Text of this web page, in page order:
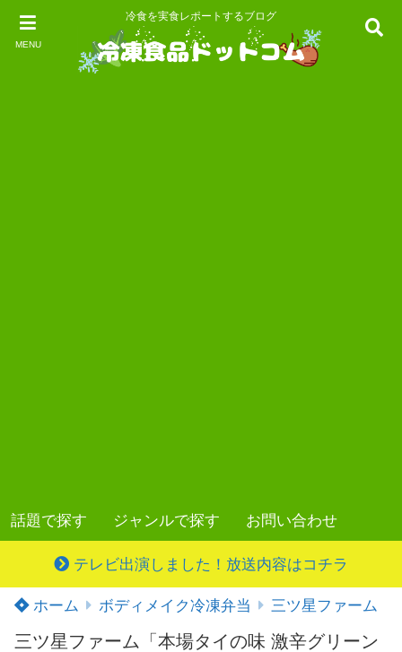
MENU
冷食を実食レポートするブログ
話題で探す ジャンルで探す お問い合わせ
テレビ出演しました！放送内容はコチラ
ホーム ボディメイク冷凍弁当 三ツ星ファーム
三ツ星ファーム「本場タイの味 激辛グリーン